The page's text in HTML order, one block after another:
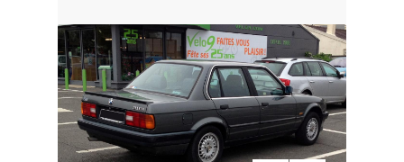
BONJOURLAVIEILLE ?
MODÈLES ET MARQUES
COMMENT FONCTIONNE BLV ?